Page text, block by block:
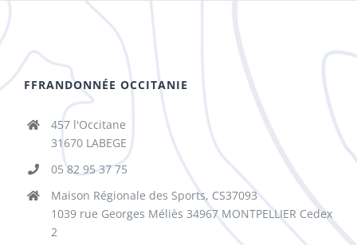
FFRANDONNÉE OCCITANIE
457 l'Occitane
31670 LABEGE
05 82 95 37 75
Maison Régionale des Sports, CS37093
1039 rue Georges Méliès 34967 MONTPELLIER Cedex
2